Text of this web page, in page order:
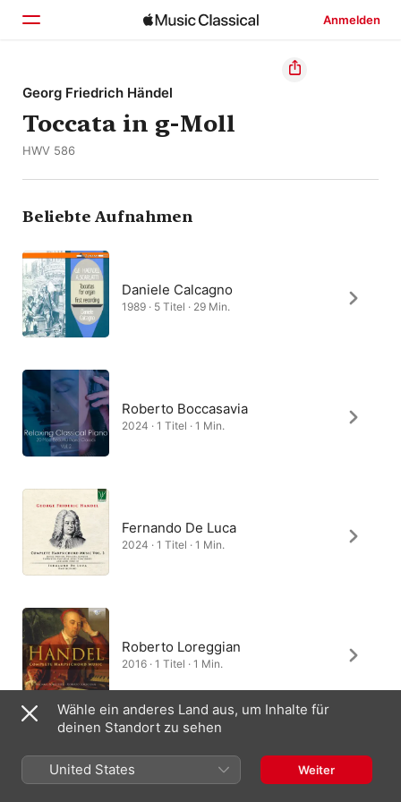
Anmelden
Startseite
Entdecken
Georg Friedrich Händel
Toccata in g-Moll
HWV 586
Beliebte Aufnahmen
Daniele Calcagno
1989 · 5 Titel · 29 Min.
Roberto Boccasavia
2024 · 1 Titel · 1 Min.
Fernando De Luca
2024 · 1 Titel · 1 Min.
Roberto Loreggian
2016 · 1 Titel · 1 Min.
Luca Guglielmi
2002 · 1 Titel · 2 Min.
Wähle ein anderes Land aus, um Inhalte für
deinen Standort zu sehen
United States Weiter